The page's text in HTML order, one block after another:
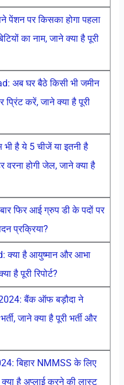
पर किसका होगा पहला
का नाम, जाने क्या है पूरी
अब घर बैठे किसी भी जमीन
प्रिंट करें, जाने क्या है पूरी
है ये 5 चीजें या इतनी है
होगी जेल, जाने क्या है
फिर आई ग्रुप डी के पदों पर
प्रक्रिया?
क्या है आयुष्मान और आभा
है पूरी रिपोर्ट?
बैंक ऑफ बड़ौदा ने
जाने क्या है पूरी भर्ती और
बिहार NMMSS के लिए
है अप्लाई करने की लास्ट